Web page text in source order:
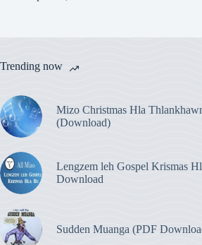
Trending now
Mizo Christmas Hla
(Download)
Lengzem leh Gospel Krismas
Download
Sudden Muanga (PDF